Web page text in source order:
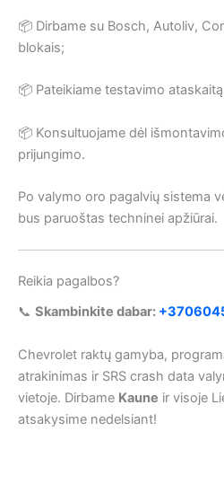
📦 Dirbame su Bosch, Autoliv,
blokais;
📦 Pateikiame testavimo
📦 Konsultuojame dėl
prijungimo.
Po valymo oro pagalvių sistema
bus paruoštas techninei apžiūrai.
Reikia pagalbos?
📞 Skambinkite dabar:
Chevrolet raktų gamyba,
atrakinimas ir SRS crash data
vietoje. Dirbame Kaune ir visoje
atsakysime nedelsiant!